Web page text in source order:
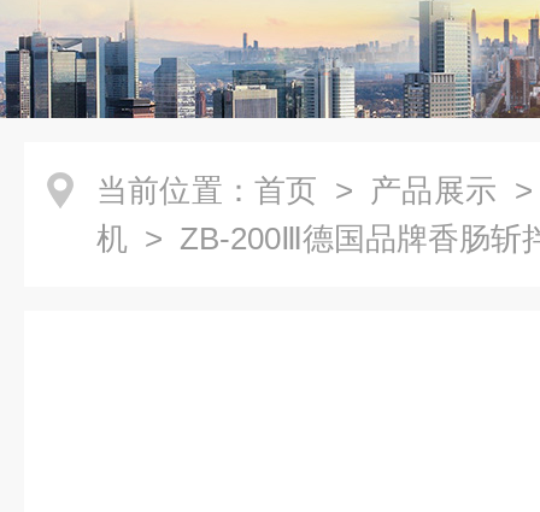
当前位置： 首页 > 产品展示
机 > ZB-200Ⅲ德国品牌香肠斩